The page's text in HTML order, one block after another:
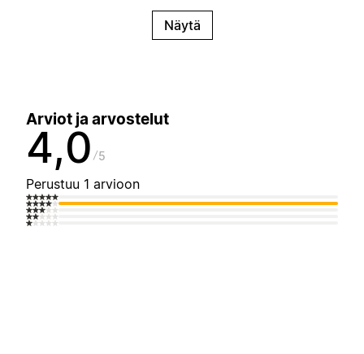
Näytä
Arviot ja arvostelut
4,0 5
Perustuu 1 arvioon